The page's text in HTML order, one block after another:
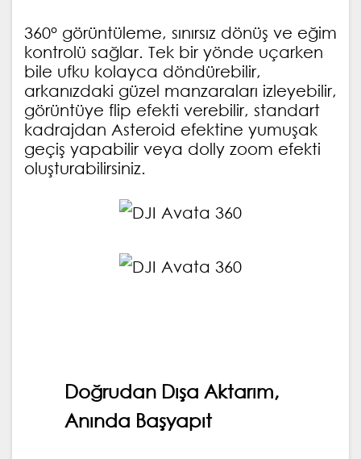
360° görüntüleme, sınırsız dönüş ve eğim
kontrolü sağlar. Tek bir yönde uçarken
bile ufku kolayca döndürebilir,
arkanızdaki güzel manzaraları izleyebilir,
görüntüye flip efekti verebilir, standart
kadrajdan Asteroid efektine yumuşak
geçiş yapabilir veya dolly zoom efekti
oluşturabilirsiniz.
Doğrudan Dışa Aktarım,
Anında Başyapıt